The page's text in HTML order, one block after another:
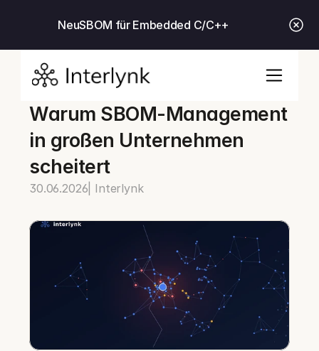
NeuSBOM für Embedded C/C++
Warum SBOM-Management
in großen Unternehmen
scheitert
30.06.2026 | Interlynk